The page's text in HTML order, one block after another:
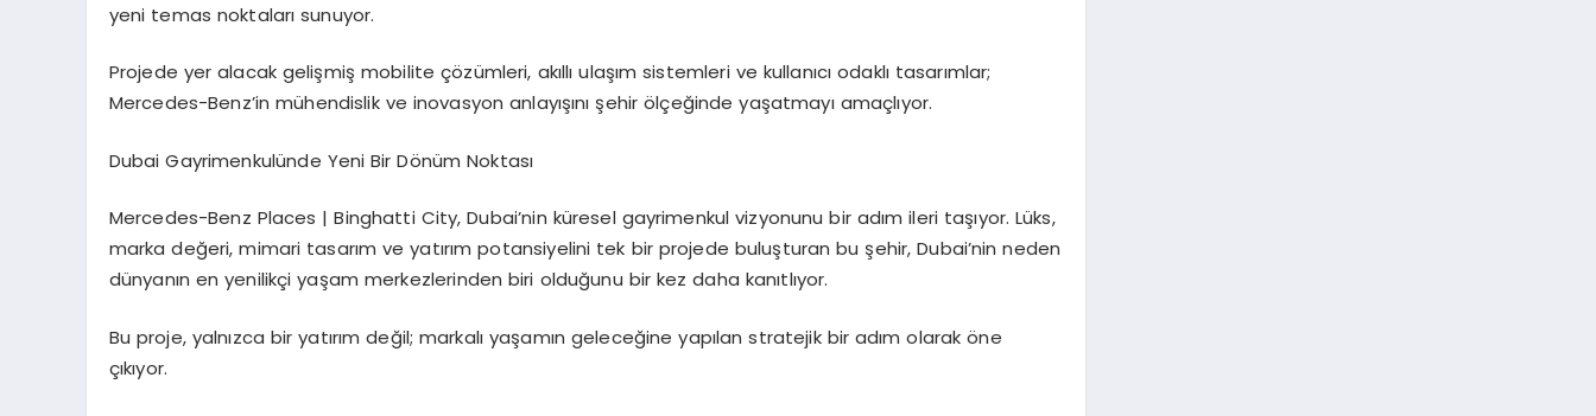
yeni temas noktalarısunuyor.
Projede yer alacak gelişmiş mobiliteçözümleri, akıllıulaşım sistemleri ve kullanıcıodaklı tasarımlar;
Mercedes-Benz’in mühendislik ve inovasyon anlayışını şehirölçeğinde yaşatmayı amaçlıyor.
Dubai Gayrimenkulünde Yeni Bir Dönüm Noktası
Mercedes-Benz Places | Binghatti City, Dubai’nin küresel gayrimenkul vizyonunu bir adım ileri taşıyor. Lüks,
marka değeri, mimari tasarım ve yatırım potansiyelini tek bir projede buluşturan bu şehir, Dubai’nin neden
dünyanın en yenilikçi yaşam merkezlerinden biri olduğunu bir kez daha kanıtlıyor.
Bu proje, yalnızca bir yatırım değil; markalı yaşamın geleceğine yapılan stratejik bir adım olaraköne
çıkıyor.